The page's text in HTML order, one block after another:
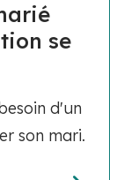
se
d'un
son mari.